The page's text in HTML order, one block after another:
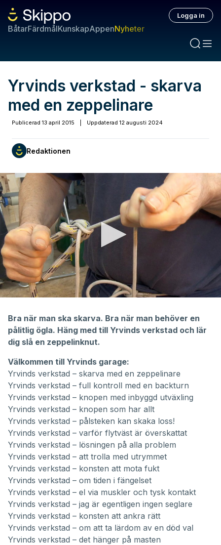
BåtarFärdmålKunskapAppenNyheter
Logga in
Yrvinds verkstad - skarva
med en zeppelinare
Publicerad 13 april 2015 Uppdaterad 12 augusti 2024
Redaktionen
minutes,
seconds
Bra när man ska skarva. Bra när man behöver en
pålitlig ögla. Häng med till Yrvinds verkstad och lär
dig slå en zeppelinknut.
Välkommen till Yrvinds garage:
Yrvinds verkstad – skarva med en zeppelinare
Yrvinds verkstad – full kontroll med en backturn
Yrvinds verkstad – knopen med inbyggd utväxling
Yrvinds verkstad – knopen som har allt
Yrvinds verkstad – pålsteken kan skaka loss!
Yrvinds verkstad – varför flytväst är överskattat
Yrvinds verkstad – lösningen på alla problem
Yrvinds verkstad – att trolla med utrymmet
Yrvinds verkstad – konsten att mota fukt
Yrvinds verkstad – om tiden i fängelset
Yrvinds verkstad – el via muskler och tysk kontakt
Yrvinds verkstad – jag är egentligen ingen seglare
Yrvinds verkstad – konsten att ankra rätt
Yrvinds verkstad – om att ta lärdom av en död val
Yrvinds verkstad – det hänger på masten